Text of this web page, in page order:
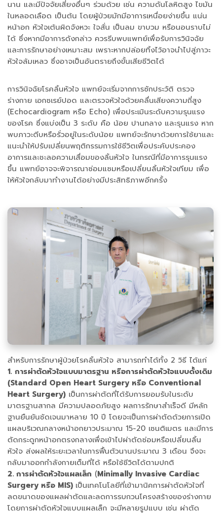
นาน และมีปัจจัยเสี่ยงอื่นๆ ร่วมด้วย เช่น ความดันโลหิตสูง ไขมัน
ในหลอดเลือด เป็นต้น โดยผู้ป่วยมักมีอาการเหนื่อยง่ายขึ้น แน่น
หน้าอก หัวใจเต้นผิดจังหวะ ใจสั่น เป็นลม ขาบวม หรือนอนราบไม่
ได้ ซึ่งหากมีอาการดังกล่าว ควรรีบพบแพทย์เพื่อรับการวินิจฉัย
และการรักษาอย่างเหมาะสม เพราะหากปล่อยทิ้งไว้อาจนำไปสู่ภาวะ
หัวใจล้มเหลว ซึ่งอาจเป็นอันตรายถึงขั้นเสียชีวิตได้
การวินิจฉัยโรคลิ้นหัวใจ แพทย์จะเริ่มจากการซักประวัติ ตรวจ
ร่างกาย เอกซเรย์ปอด และตรวจหัวใจด้วยคลื่นเสียงความถี่สูง
(Echocardiogram หรือ Echo) เพื่อประเมินระดับความรุนแรง
ของโรค ซึ่งแบ่งเป็น 3 ระดับ คือ น้อย ปานกลาง และรุนแรง หาก
พบภาวะตีบหรือรั่วอยู่ในระดับน้อย แพทย์จะรักษาด้วยการใช้ยาและ
แนะนำให้ปรับเปลี่ยนพฤติกรรมการใช้ชีวิตเพื่อประคับประคอง
อาการและชะลอความเสื่อมของลิ้นหัวใจ ในกรณีที่มีอาการรุนแรง
ขึ้น แพทย์อาจจะพิจารณาซ่อมแซมหรือเปลี่ยนลิ้นหัวใจเทียม เพื่อ
ให้หัวใจกลับมาทำงานได้อย่างมีประสิทธิภาพอีกครั้ง
สำหรับการรักษาผู้ป่วยโรคลิ้นหัวใจ สามารถทำได้ทั้ง 2 วิธี ได้แก่
1. การผ่าตัดหัวใจแบบมาตรฐาน หรือการผ่าตัดหัวใจแบบดั้งเดิม
(Standard Open Heart Surgery หรือ Conventional
Heart Surgery) เป็นการผ่าตัดที่ได้รับการยอมรับในระดับ
มาตรฐานสากล มีความปลอดภัยสูง ผลการรักษาสำเร็จดี มีหลัก
ฐานยืนยันชัดเจนมาหลาย 10 ปี โดยจะเป็นการผ่าตัดด้วยการเปิด
แผลบริเวณกลางหน้าอกยาวประมาณ 15-20 เซนติเมตร และมีการ
ตัดกระดูกหน้าอกตรงกลางเพื่อเข้าไปผ่าตัดซ่อมหรือเปลี่ยนลิ้น
หัวใจ ส่งผลให้ระยะเวลาในการฟื้นตัวนานประมาณ 3 เดือน จึงจะ
กลับมาออกกำลังกายเต็มที่ได้ หรือใช้ชีวิตได้ตามปกติ
2. การผ่าตัดหัวใจแผลเล็ก (Minimally Invasive Cardiac
Surgery หรือ MIS) เป็นเทคโนโลยีที่เข้ามานิคการผ่าตัดหัวใจที่
ลดขนาดของแผลผ่าตัดและลดการรบกวนโครงสร้างของร่างกาย
โดยการผ่าตัดหัวใจแบบแผลเล็ก จะมีหลายรูปแบบ เช่น ผ่าตัด